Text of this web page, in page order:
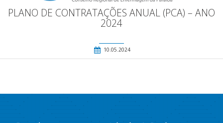
PLANO DE CONTRATAÇÕES ANUAL (PCA) – ANO
2024
10.05.2024